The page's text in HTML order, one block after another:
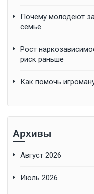
Почему молодеют
семье
Рост
риск раньше
Как помочь
Архивы
Август 2026
Июль 2026